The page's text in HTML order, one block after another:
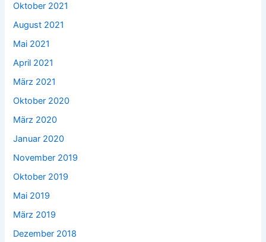
Oktober 2021
August 2021
Mai 2021
April 2021
März 2021
Oktober 2020
März 2020
Januar 2020
November 2019
Oktober 2019
Mai 2019
März 2019
Dezember 2018